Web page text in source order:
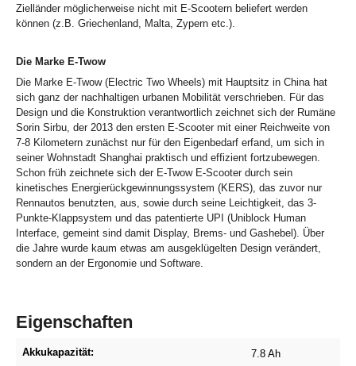
Zielländer möglicherweise nicht mit E-Scootern beliefert werden
können (z.B. Griechenland, Malta, Zypern etc.).
Die Marke E-Twow
Die Marke E-Twow (Electric Two Wheels) mit Hauptsitz in China hat
sich ganz der nachhaltigen urbanen Mobilität verschrieben. Für das
Design und die Konstruktion verantwortlich zeichnet sich der Rumäne
Sorin Sirbu, der 2013 den ersten E-Scooter mit einer Reichweite von
7-8 Kilometern zunächst nur für den Eigenbedarf erfand, um sich in
seiner Wohnstadt Shanghai praktisch und effizient fortzubewegen.
Schon früh zeichnete sich der E-Twow E-Scooter durch sein
kinetisches Energierückgewinnungssystem (KERS), das zuvor nur
Rennautos benutzten, aus, sowie durch seine Leichtigkeit, das 3-
Punkte-Klappsystem und das patentierte UPI (Uniblock Human
Interface, gemeint sind damit Display, Brems- und Gashebel). Über
die Jahre wurde kaum etwas am ausgeklügelten Design verändert,
sondern an der Ergonomie und Software.
Eigenschaften
Akkukapazität: 7.8 Ah